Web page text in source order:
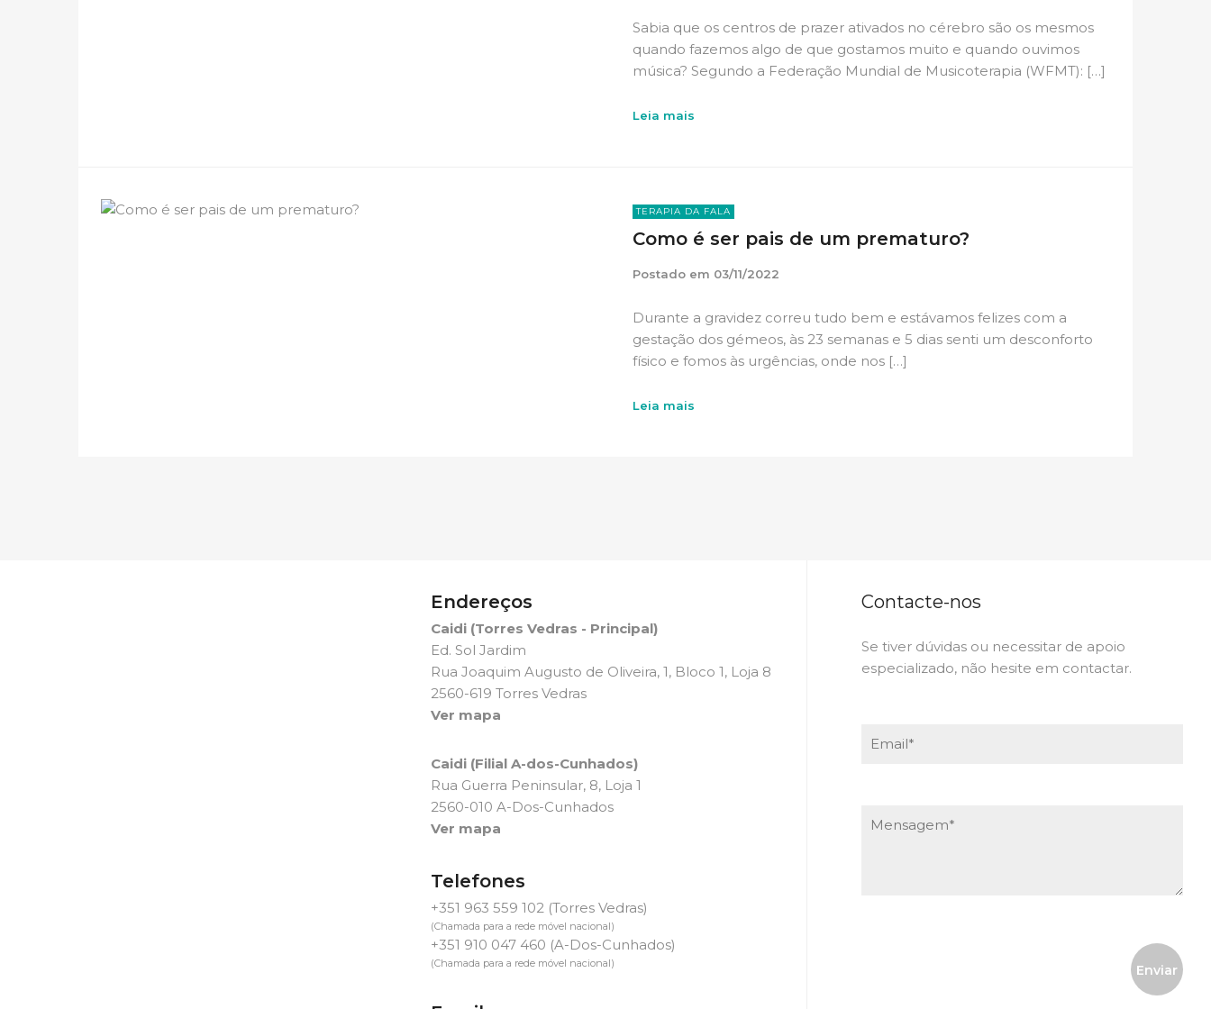
Sabia que os centros de prazer ativados no cérebro são os mesmos
quando fazemos algo de que gostamos muito e quando ouvimos
música? Segundo a Federação Mundial de Musicoterapia (WFMT): […]
Leia mais
TERAPIA DA FALA
Como é ser pais de um prematuro?
Postado em 03/11/2022
Durante a gravidez correu tudo bem e estávamos felizes com a
gestação dos gémeos, às 23 semanas e 5 dias senti um desconforto
físico e fomos às urgências, onde nos […]
Leia mais
Endereços
Caidi (Torres Vedras - Principal)
Ed. Sol Jardim
Rua Joaquim Augusto de Oliveira, 1, Bloco 1, Loja 8
2560-619 Torres Vedras
Ver mapa
Caidi (Filial A-dos-Cunhados)
Rua Guerra Peninsular, 8, Loja 1
2560-010 A-Dos-Cunhados
Ver mapa
Telefones
+351 963 559 102(Torres Vedras)
(Chamada para a rede móvel nacional)
+351 910 047 460 (A-Dos-Cunhados)
(Chamada para a rede móvel nacional)
Contacte-nos
Se tiver dúvidas ou necessitar de apoio
especializado, não hesite em contactar.